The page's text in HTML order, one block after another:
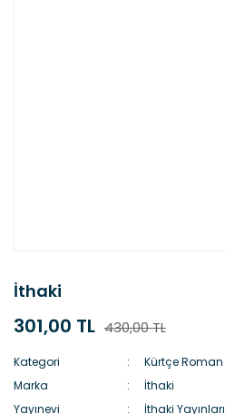
İthaki
301,00 TL 430,00 TL
Kategori
Kürtçe Roman
Marka
İthaki
Yayınevi
İthaki Yayınları